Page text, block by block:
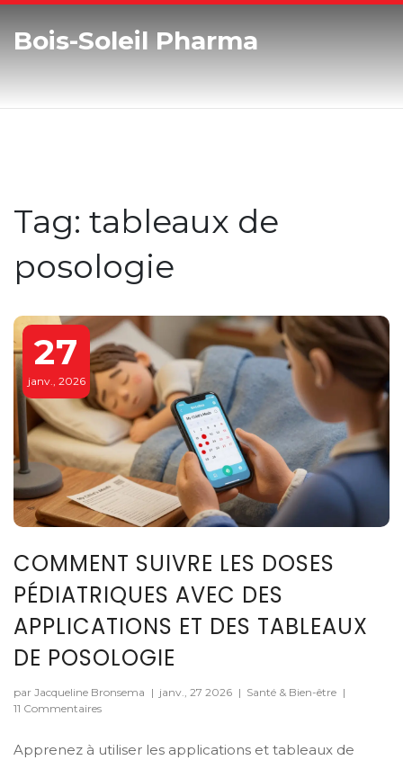
Bois-Soleil Pharma
Tag: tableaux de
posologie
27
janv., 2026
COMMENT SUIVRE LES DOSES
PÉDIATRIQUES AVEC DES
APPLICATIONS ET DES TABLEAUX
DE POSOLOGIE
par Jacqueline Bronsema | janv., 27 2026 | Santé & Bien-être |
11 Commentaires
Apprenez à utiliser les applications et tableaux de